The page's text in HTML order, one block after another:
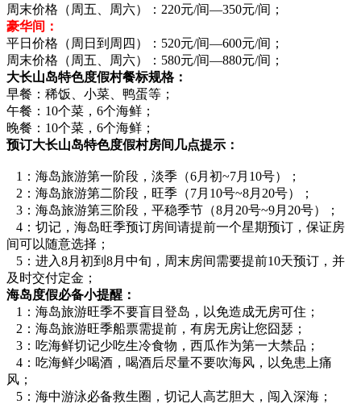
周末价格（周五、周六）：220元/间—350元/间；
豪华间：
平日价格（周日到周四）：520元/间—600元/间；
周末价格（周五、周六）：580元/间—880元/间；
大长山岛特色度假村餐标规格：
早餐：稀饭、小菜、鸭蛋等；
午餐：10个菜，6个海鲜；
晚餐：10个菜，6个海鲜；
预订大长山岛特色度假村房间几点提示：
1：海岛旅游第一阶段，淡季（6月初~7月10号）；
2：海岛旅游第二阶段，旺季（7月10号~8月20号）；
3：海岛旅游第三阶段，平稳季节（8月20号~9月20号）；
4：切记，海岛旺季预订房间请提前一个星期预订，保证房
间可以随意选择；
5：进入8月初到8月中旬，周末房间需要提前10天预订，并
及时交付定金；
海岛度假必备小提醒：
1：海岛旅游旺季不要盲目登岛，以免造成无房可住；
2：海岛旅游旺季船票需提前，有房无房让您囧瑟；
3：吃海鲜切记少吃生冷食物，西瓜作为第一大禁品；
4：吃海鲜少喝酒，喝酒后尽量不要吹海风，以免患上痛
风；
5：海中游泳必备救生圈，切记人高艺胆大，闯入深海；